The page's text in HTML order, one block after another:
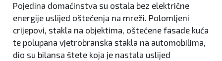
Pojedina domaćinstva su ostala bez električne
energije uslijed oštećenja na mreži. Polomljeni
crijepovi, stakla na objektima, oštećene fasade kuća
te polupana vjetrobranska stakla na automobilima,
dio su bilansa štete koja je nastala uslijed